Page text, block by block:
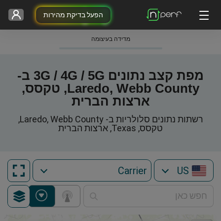
הפעל בדיקת מהירות
מדידה בעיצומה
מפת קצב נתונים 3G / 4G / 5G ב-
Laredo, Webb County, טקסס,
ארצות הברית
רשתות נתונים סלולריות ב- Laredo, Webb County,
טקסס, Texas, ארצות הברית
US